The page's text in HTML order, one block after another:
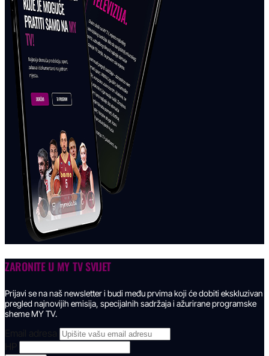
ZARONITE U MY TV SVIJET
Prijavi se na naš newsletter i budi među prvima koji će dobiti ekskluzivan
pregled najnovijih emisija, specijalnih sadržaja i ažurirane programske
sheme MY TV.
Email adresa